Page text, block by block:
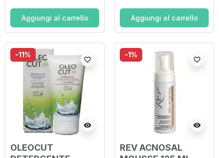
Aggiungi al carrello Aggiungi al carrello
-11%
visibility
favorite_border
OLEOCUT
-1%
visibility
favorite_border
REV ACNOSAL